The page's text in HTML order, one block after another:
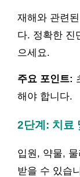
재해와 관련
다. 정확한 진
으세요.
주요 포인트:
해야 합니다.
2단계: 치료
입원, 약물,
받을 수 있습